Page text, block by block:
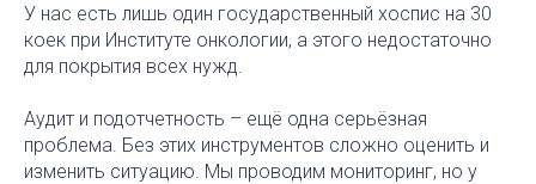
У нас есть лишь один государственный хоспис на 30
коек при Институте онкологии, а этого недостаточно
для покрытия всех нужд.
Аудит и подотчетность – ещё одна серьёзная
проблема. Без этих инструментов сложно оценить и
изменить ситуацию. Мы проводим мониторинг, но у